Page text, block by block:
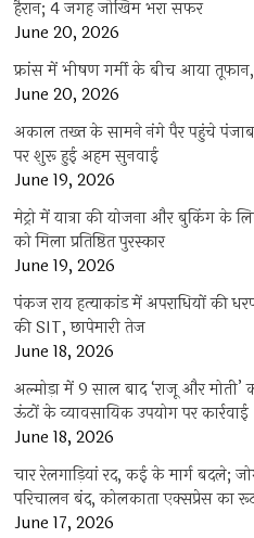
हैरान; 4 जगह जोखिम भरा सफर
June 20, 2026
फ्रांस में भीषण गर्मी के बीच आया
June 20, 2026
अकाल तख्त के सामने नंगे पैर पहुंचे
पर शुरू हुई अहम सुनवाई
June 19, 2026
मेट्रो में यात्रा की योजना और बुकिंग के
को मिला प्रतिष्ठित पुरस्कार
June 19, 2026
पंकज राय हत्याकांड में अपराधियों की
की SIT, छापेमारी तेज
June 18, 2026
अल्मोड़ा में 9 साल बाद ‘राजू और
ऊंटों के व्यावसायिक उपयोग पर कार्रवाई
June 18, 2026
चार रेलगाड़ियां रद, कई के मार्ग बदले;
परिचालन बंद, कोलकाता एक्सप्रेस का
June 17, 2026